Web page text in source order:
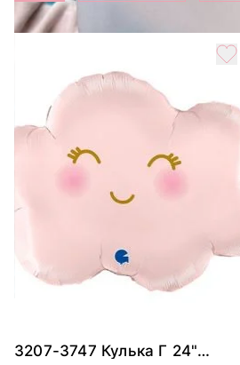
3207-3747 Кулька Г 24"